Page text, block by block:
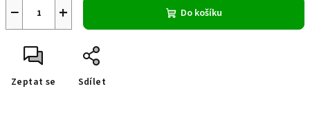
+
− Do košíku
Zeptat se Sdílet